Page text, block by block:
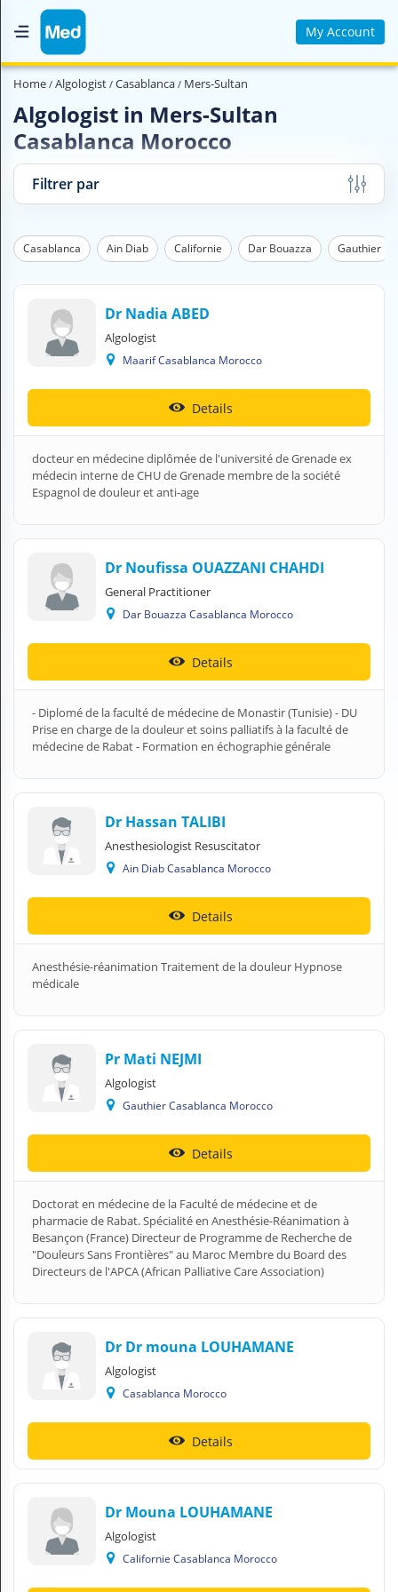
My Account
Home
Medical Magazine
Contact us
V
Health professional
Pharmacy
Pharmaceutical
Medical questions
Clinic
Laboratory
Veterinarian
Y
EN English
Sign in
Home Algologist Casablanca Mers-Sultan
Algologist in Mers-Sultan
Casablanca Morocco
Filtrer par
Casablanca Ain Diab Californie Dar Bouazza Gauthier
Dr Nadia ABED
Algologist
Maarif Casablanca Morocco
Details
docteur en médecine diplômée de l'université de Grenade ex
médecin interne de CHU de Grenade membre de la société
Espagnol de douleur et anti-age
Dr Noufissa OUAZZANI CHAHDI
General Practitioner
Dar Bouazza Casablanca Morocco
Details
- Diplomé de la faculté de médecine de Monastir (Tunisie) - DU
Prise en charge de la douleur et soins palliatifs à la faculté de
médecine de Rabat - Formation en échographie générale
Dr Hassan TALIBI
Anesthesiologist Resuscitator
Ain Diab Casablanca Morocco
Details
Anesthésie-réanimation Traitement de la douleur Hypnose
médicale
Pr Mati NEJMI
Algologist
Gauthier Casablanca Morocco
Details
Doctorat en médecine de la Faculté de médecine et de
pharmacie de Rabat. Spécialité en Anesthésie-Réanimation à
Besançon (France) Directeur de Programme de Recherche de
"Douleurs Sans Frontières" au Maroc Membre du Board des
Directeurs de l'APCA (African Palliative Care Association)
Dr Dr mouna LOUHAMANE
Algologist
Casablanca Morocco
Details
Dr Mouna LOUHAMANE
Algologist
Californie Casablanca Morocco